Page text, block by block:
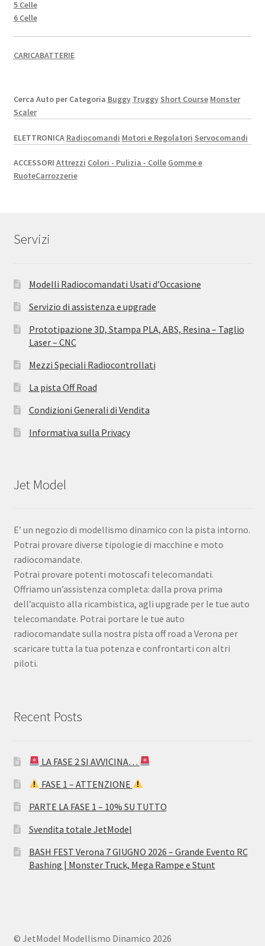
5 Celle
6 Celle
CARICABATTERIE
Cerca Auto per Categoria Buggy Truggy Short Course Monster
Scaler
ELETTRONICA Radiocomandi Motori e Regolatori Servocomandi
ACCESSORI Attrezzi Colori - Pulizia - Colle Gomme e
RuoteCarrozzerie
Servizi
Modelli Radiocomandati Usati d’Occasione
Servizio di assistenza e upgrade
Prototipazione 3D, Stampa PLA, ABS, Resina – Taglio
Laser – CNC
Mezzi Speciali Radiocontrollati
La pista Off Road
Condizioni Generali di Vendita
Informativa sulla Privacy
Jet Model
E’ un negozio di modellismo dinamico con la pista intorno.
Potrai provare diverse tipologie di macchine e moto
radiocomandate.
Potrai provare potenti motoscafi telecomandati.
Offriamo un’assistenza completa: dalla prova prima
dell’acquisto alla ricambistica, agli upgrade per le tue auto
telecomandate. Potrai portare le tue auto
radiocomandate sulla nostra pista off road a Verona per
scaricare tutta la tua potenza e confrontarti con altri
piloti.
Recent Posts
LA FASE 2 SI AVVICINA…
FASE 1 – ATTENZIONE
PARTE LA FASE 1 – 10% SU TUTTO
Svendita totale JetModel
BASH FEST Verona 7 GIUGNO 2026 – Grande Evento RC
Bashing | Monster Truck, Mega Rampe e Stunt
© JetModel Modellismo Dinamico 2026